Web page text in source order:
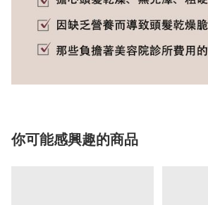
你可能感興趣的商品